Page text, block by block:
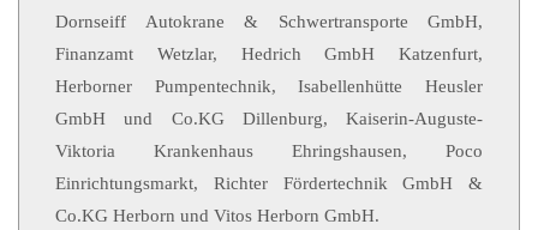
Dornseiff Autokrane & Schwertransporte GmbH,
Finanzamt Wetzlar, Hedrich GmbH Katzenfurt,
Herborner Pumpentechnik, Isabellenhütte Heusler
GmbH und Co.KG Dillenburg, Kaiserin-Auguste-
Viktoria Krankenhaus Ehringshausen, Poco
Einrichtungsmarkt, Richter Fördertechnik GmbH &
Co.KG Herborn und Vitos Herborn GmbH.